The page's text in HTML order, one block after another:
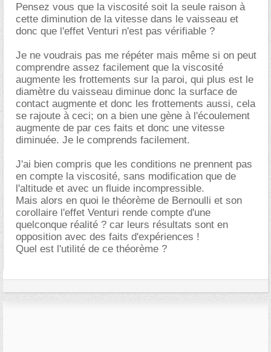
Pensez vous que la viscosité soit la seule raison à
cette diminution de la vitesse dans le vaisseau et
donc que l'effet Venturi n'est pas vérifiable ?
Je ne voudrais pas me répéter mais même si on peut
comprendre assez facilement que la viscosité
augmente les frottements sur la paroi, qui plus est le
diamètre du vaisseau diminue donc la surface de
contact augmente et donc les frottements aussi, cela
se rajoute à ceci; on a bien une gène à l'écoulement
augmente de par ces faits et donc une vitesse
diminuée. Je le comprends facilement.
J'ai bien compris que les conditions ne prennent pas
en compte la viscosité, sans modification que de
l'altitude et avec un fluide incompressible.
Mais alors en quoi le théorème de Bernoulli et son
corollaire l'effet Venturi rende compte d'une
quelconque réalité ? car leurs résultats sont en
opposition avec des faits d'expériences !
Quel est l'utilité de ce théorème ?